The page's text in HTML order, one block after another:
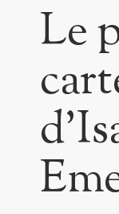
Le